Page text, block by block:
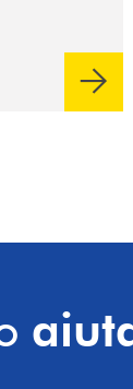
e sulla
l’offerta